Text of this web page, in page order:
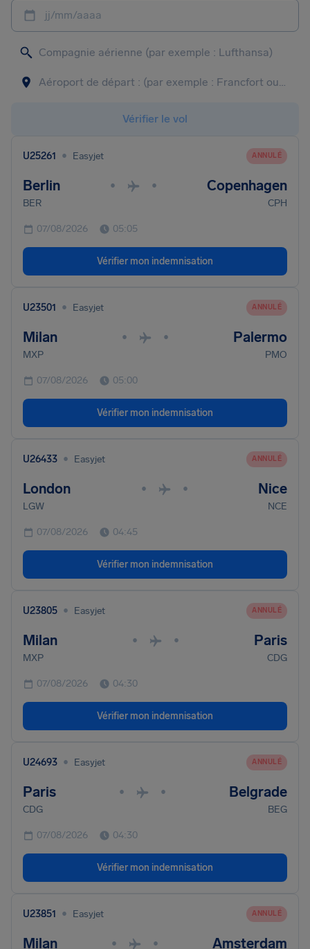
jj/mm/aaaa
Vérifier le vol
U25261 • Easyjet ANNULÉ
Berlin • • Copenhagen
BER CPH
07/08/2026 05:05
Vérifier mon indemnisation
U23501 • Easyjet ANNULÉ
Milan • • Palermo
MXP PMO
07/08/2026 05:00
Vérifier mon indemnisation
U26433 • Easyjet ANNULÉ
London • • Nice
LGW NCE
07/08/2026 04:45
Vérifier mon indemnisation
U23805 • Easyjet ANNULÉ
Milan • • Paris
MXP CDG
07/08/2026 04:30
Vérifier mon indemnisation
U24693 • Easyjet ANNULÉ
Paris • • Belgrade
CDG BEG
07/08/2026 04:30
Vérifier mon indemnisation
U23851 • Easyjet ANNULÉ
Milan • • Amsterdam